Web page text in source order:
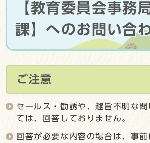
【教育委員会事務
課】へのお問い合
ご注意
セールス・勧誘や、趣旨不明な
ては、回答しておりません。
回答が必要な内容の場合は、事前